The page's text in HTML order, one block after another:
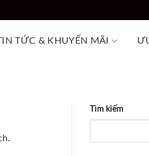
TỨC & KHUYẾN MÃI
Tìm kiếm